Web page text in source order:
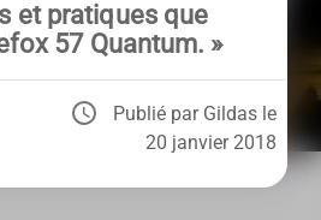
et pratiques que
57 Quantum. »
Publié par Gildas le
20 janvier 2018